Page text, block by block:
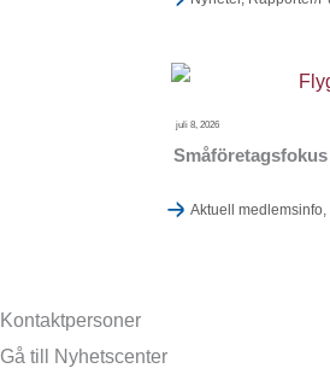
juli 8, 2026
Aktuell medlemsinfo,
Kontaktpersoner
Gå till Nyhetscenter